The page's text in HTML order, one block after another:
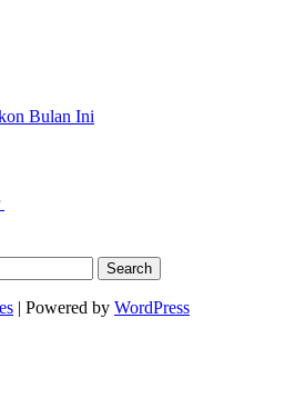
Bulan Ini
| Powered by WordPress